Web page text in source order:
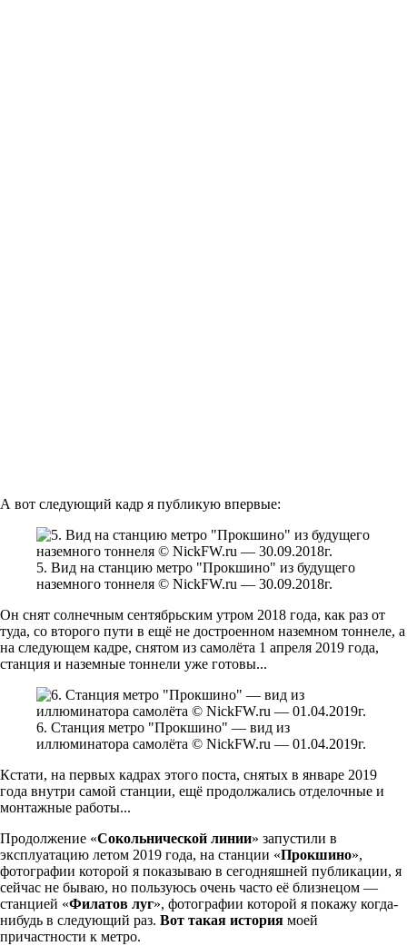
А вот следующий кадр я публикую впервые:
5. Вид на станцию метро "Прокшино" из будущего
наземного тоннеля © NickFW.ru — 30.09.2018г.
Он снят солнечным сентябрьским утром 2018 года, как раз от
туда, со второго пути в ещё не достроенном наземном тоннеле, а
на следующем кадре, снятом из самолёта 1 апреля 2019 года,
станция и наземные тоннели уже готовы...
6. Станция метро "Прокшино" — вид из
иллюминатора самолёта © NickFW.ru — 01.04.2019г.
Кстати, на первых кадрах этого поста, снятых в январе 2019
года внутри самой станции, ещё продолжались отделочные и
монтажные работы...
Продолжение «Сокольнической линии» запустили в
эксплуатацию летом 2019 года, на станции «Прокшино»,
фотографии которой я показываю в сегодняшней публикации, я
сейчас не бываю, но пользуюсь очень часто её близнецом —
станцией «Филатов луг», фотографии которой я покажу когда-
нибудь в следующий раз. Вот такая история моей
причастности к метро.